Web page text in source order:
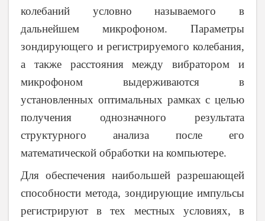
колебаний условно называемого в
дальнейшем микрофоном. Параметры
зондирующего и регистрируемого колебания,
а также расстояния между вибратором и
микрофоном выдерживаются в
установленных оптимальных рамках с целью
получения однозначного результата
структурного анализа после его
математической обработки на компьютере.
Для обеспечения наибольшей разрешающей
способности метода, зондирующие импульсы
регистрируют в тех местных условиях, в